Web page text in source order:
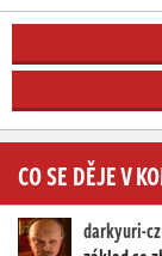
CO SE DĚJE V
darkyuri-cz